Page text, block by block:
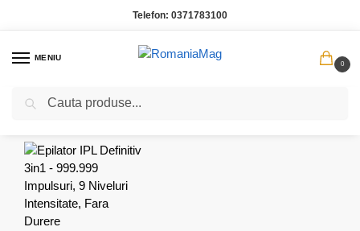
Telefon: 0371783100
MENIU
0
Prima pagină / Gadgeturi si electronice